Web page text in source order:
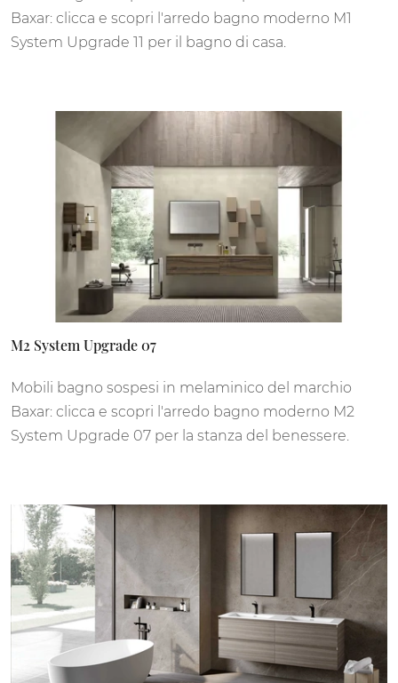
Baxar: clicca e scopri l'arredo bagno moderno M1
System Upgrade 11 per il bagno di casa.
M2 System Upgrade 07
Mobili bagno sospesi in melaminico del marchio
Baxar: clicca e scopri l'arredo bagno moderno M2
System Upgrade 07 per la stanza del benessere.